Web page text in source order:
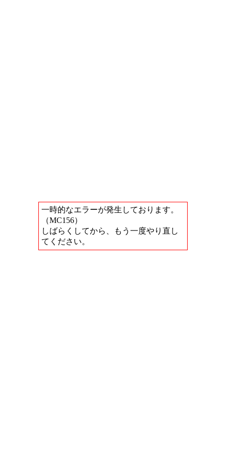
一時的なエラーが発生しております。
（MC156）
しばらくしてから、もう一度やり直し
てください。